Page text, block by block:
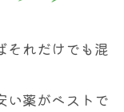
それだけでも混
い薬がベストで